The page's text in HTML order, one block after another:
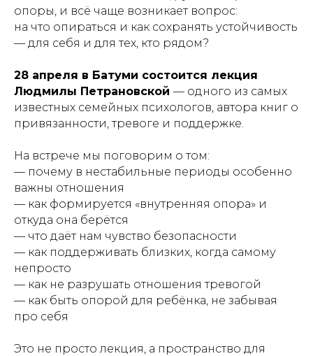
опоры, и всё чаще возникает вопрос:
на что опираться и как сохранять устойчивость
— для себя и для тех, кто рядом?
28 апреля в Батуми состоится лекция
Людмилы Петрановской — одного из самых
известных семейных психологов, автора книг о
привязанности, тревоге и поддержке.
На встрече мы поговорим о том:
— почему в нестабильные периоды особенно
важны отношения
— как формируется «внутренняя опора» и
откуда она берётся
— что даёт нам чувство безопасности
— как поддерживать близких, когда самому
непросто
— как не разрушать отношения тревогой
— как быть опорой для ребёнка, не забывая
про себя
Это не просто лекция, а пространство для